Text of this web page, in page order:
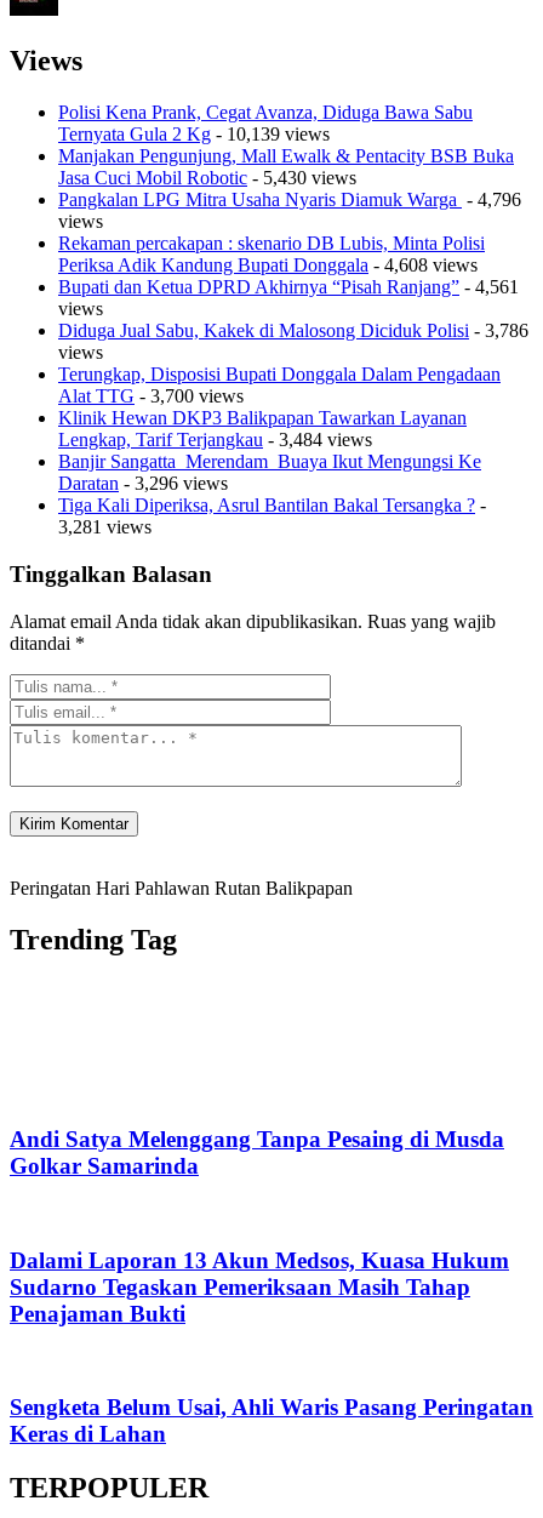
Views
Polisi Kena Prank, Cegat Avanza, Diduga Bawa Sabu
Ternyata Gula 2 Kg - 10,139 views
Manjakan Pengunjung, Mall Ewalk & Pentacity BSB Buka
Jasa Cuci Mobil Robotic - 5,430 views
Pangkalan LPG Mitra Usaha Nyaris Diamuk Warga - 4,796
views
Rekaman percakapan : skenario DB Lubis, Minta Polisi
Periksa Adik Kandung Bupati Donggala - 4,608 views
Bupati dan Ketua DPRD Akhirnya “Pisah Ranjang” - 4,561
views
Diduga Jual Sabu, Kakek di Malosong Diciduk Polisi - 3,786
views
Terungkap, Disposisi Bupati Donggala Dalam Pengadaan
Alat TTG - 3,700 views
Klinik Hewan DKP3 Balikpapan Tawarkan Layanan
Lengkap, Tarif Terjangkau - 3,484 views
Banjir Sangatta Merendam Buaya Ikut Mengungsi Ke
Daratan - 3,296 views
Tiga Kali Diperiksa, Asrul Bantilan Bakal Tersangka ? -
3,281 views
Tinggalkan Balasan
Alamat email Anda tidak akan dipublikasikan. Ruas yang wajib
ditandai *
Peringatan Hari Pahlawan Rutan Balikpapan
Trending Tag
Andi Satya Melenggang Tanpa Pesaing di Musda
Golkar Samarinda
Dalami Laporan 13 Akun Medsos, Kuasa Hukum
Sudarno Tegaskan Pemeriksaan Masih Tahap
Penajaman Bukti
Sengketa Belum Usai, Ahli Waris Pasang Peringatan
Keras di Lahan
TERPOPULER